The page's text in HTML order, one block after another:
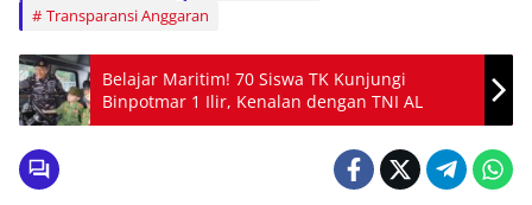
Transparansi Anggaran
Belajar Maritim! 70 Siswa TK Kunjungi
Binpotmar 1 Ilir, Kenalan dengan TNI AL